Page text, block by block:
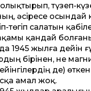
түзеп-
әсіресе осындай
төгіп салатын
қандай
1945 жылға де­йін
бірінен, не
де)
амал жоқ.